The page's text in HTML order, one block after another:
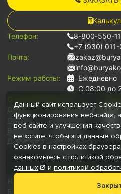
Телефон:
8-800-550-
+7 (930) 011-
Почта:
Режим работы:
Ежедневно
С 08:00 до
О компании:
О нас
Отзывы
Вакансии
Документы
Грузоперевозки
Переезды
Грузчики
Для юр.лиц
Автопарк
Буряков © 2026
Наши медиа:
Данный сайт использует
функционирования веб-сайта,
веб-сайте и улучшения
не хотите, чтобы эти данные
Cookies в настройках
ознакомьтесь с политикой
данных
и политикой